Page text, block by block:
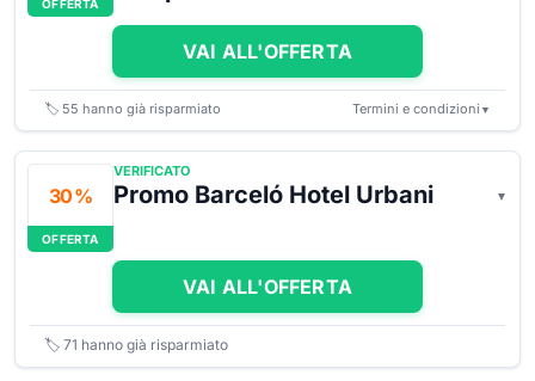
OFFERTA
VAI ALL'OFFERTA
🏷️ 55 hanno già risparmiato Termini e condizioni ▼
30 %
OFFERTA
VERIFICATO
Promo Barceló Hotel Urbani
VAI ALL'OFFERTA
🏷️ 71 hanno già risparmiato